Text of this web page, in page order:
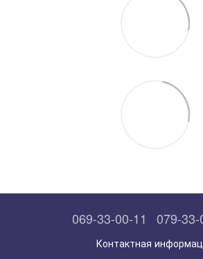
069-33-00-11 079-33-
Контактная